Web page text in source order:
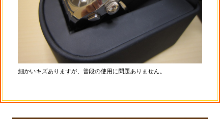
細かいキズありますが、普段の使用に問題ありません。